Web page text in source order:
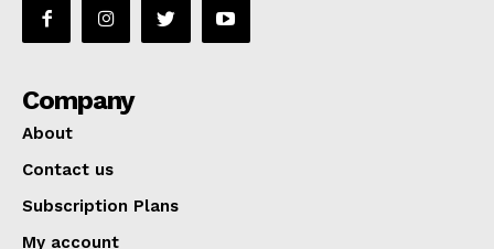
Company
About
Contact us
Subscription Plans
My account